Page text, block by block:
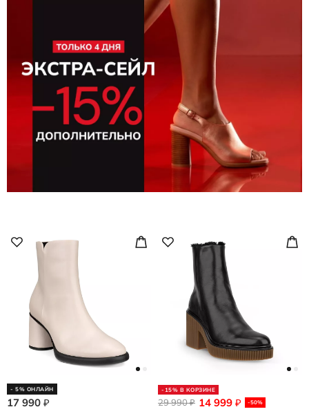
- 5% ОНЛАЙН
17 990 ₽
-15% В КОРЗИНЕ
14 999 ₽ -50%
29 990₽